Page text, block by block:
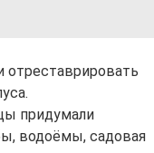
придумали
водоёмы, садовая